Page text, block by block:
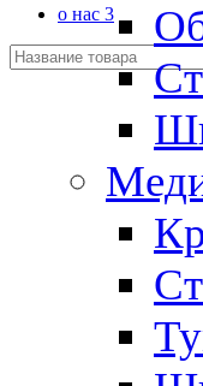
о нас 3